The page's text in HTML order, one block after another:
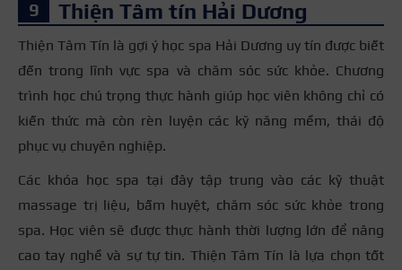
Thiện Tâm tín Hải Dương
Thiện Tâm Tín là gợi ý học spa Hải Dương uy tín được biết
đến trong lĩnh vực spa và chăm sóc sức khỏe. Chương
trình học chú trọng thực hành giúp học viên không chỉ có
kiến thức mà còn rèn luyện các kỹ năng mềm, thái độ
phục vụ chuyên nghiệp.
Các khóa học spa tại đây tập trung vào các kỹ thuật
massage trị liệu, bấm huyệt, chăm sóc sức khỏe trong
spa. Học viên sẽ được thực hành thời lượng lớn để nâng
cao tay nghề và sự tự tin. Thiện Tâm Tín là lựa chọn tốt